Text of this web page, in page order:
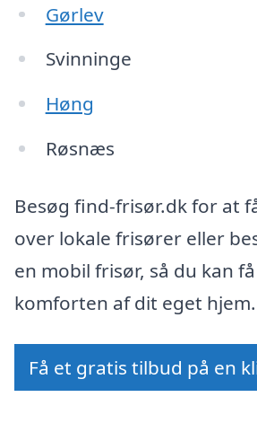
Gørlev
Svinninge
Høng
Røsnæs
Besøg find-frisør.dk for at
over lokale frisører eller
en mobil frisør, så du kan
komforten af dit eget hjem.
Få et gratis tilbud på en